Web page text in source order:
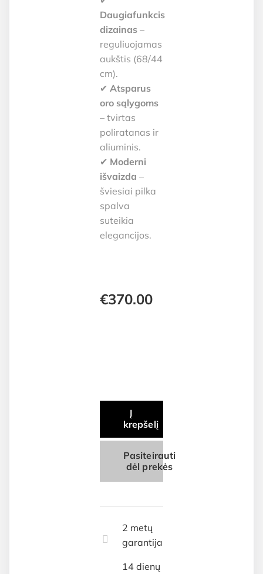
Daugiafunkcis
dizainas–
reguliuojamas
aukštis (68/44
cm).
✔ Atsparus
oro sąlygoms
– tvirtas
poliratanas ir
aliuminis.
✔ Moderni
išvaizda –
šviesiai pilka
spalva
suteikia
elegancijos.
€370.00
Į
krepšelį
Pasiteirauti
dėl prekės
2 metų
garantija
14 dienų